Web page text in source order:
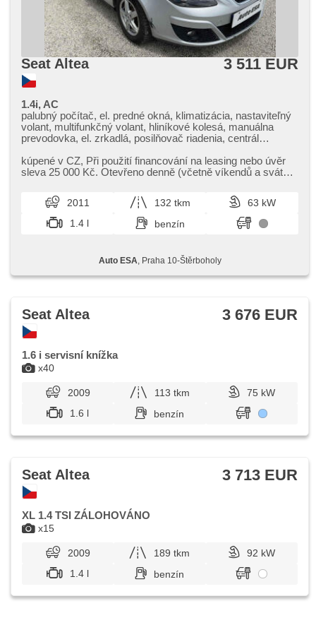
Seat Altea 3 511 EUR
1.4i, AC
palubný počítač, el. predné okná, klimatizácia, nastaviteľný
volant, multifunkčný volant, hliníkové kolesá, manuálna
prevodovka, el. zrkadlá, posilňovač riadenia, centrál
airbag
kúpené v CZ,​ Při použití financování na leasing nebo úvěr
sleva 25 000 Kč. Otevřeno denně (včetně víkendů a svátků)
2011 132 tkm
63 kW
1.4 l
benzín
Auto ESA , Praha 10-Štěrboholy
x40
Seat Altea 3 676 EUR
1.6 i servisní knížka
2009 113 tkm
75 kW
1.6 l
benzín
x15
Seat Altea 3 713 EUR
XL 1.4 TSI ZÁLOHOVÁNO
2009 189 tkm
92 kW
1.4 l
benzín